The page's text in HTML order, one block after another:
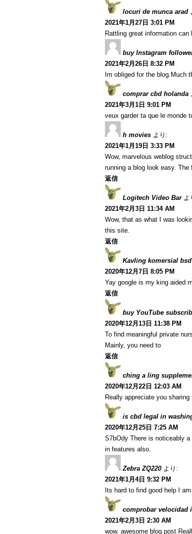
locuri de munca arad
2021年1月27日 3:01 PM
Rattling great information can
buy Instagram
2021年2月26日 8:32 PM
Im obliged for the blog.Much
comprar cbd holanda
2021年3月1日 9:01 PM
veux garder ta que le monde
h movies より:
2021年1月19日 3:33 PM
Wow, marvelous weblog
running a blog look easy.
返信
Logitech Video Bar よ
2021年2月3日 11:34 AM
Wow, that as what I was
this site.
返信
Kavling komersial bsd
2020年12月7日 8:05 PM
Yay google is my king aided
返信
buy YouTube
2020年12月13日 11:38 PM
To find meaningful private
Mainly, you need to
返信
ching a ling
2020年12月22日 12:03 AM
Really appreciate you
is cbd legal in
2020年12月25日 7:25 AM
S7bOdy There is noticeably
in features also.
Zebra ZQ220 より:
2021年1月4日 9:32 PM
Its hard to find good help I
comprobar velocidad
2021年2月3日 2:30 AM
wow, awesome blog